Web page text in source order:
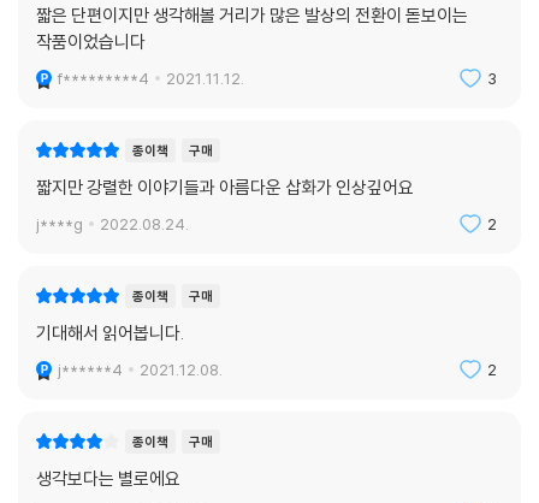
나 거리를 두기도 하고, 포용하며 공존에 이르기도 한다. 김초엽은 섣불리
자인지 깊이 생각해볼 것을 권한다.
생물의 사체를 분해시켜 소화하는 것으로 자신들의 생태계를 유지하는 늪.
어느 날 금방이라도 쓰러질 듯 누더기 차림의 소년이 늪을 찾아온다. 살고
네트워크는 호시탐탐 노린다. 그러나 소년은 그들의 일원이 되기를 거부하
상을 그려낸 「늪지의 소년」은 『행성어 서점』에 실린 작품 중에서도 긴장감
개별적 개체성, 그게 인간일 때의 나를 가장 불행하게 만들고 외롭게 만들
부라는 건 모순이 아니야. 아니면, 전체라는 건 애초에 없는 것일지도 모르
짧은 단편이지만 생각해볼 거리가 많은 발상의 전환이 돋보이는
작품이었습니다
f*********4 2021.11.12. 3
종이책 구매
짧지만 강렬한 이야기들과 아름다운 삽화가 인상깊어요
j****g 2022.08.24. 2
종이책 구매
기대해서 읽어봅니다.
j******4 2021.12.08. 2
종이책 구매
생각보다는 별로에요